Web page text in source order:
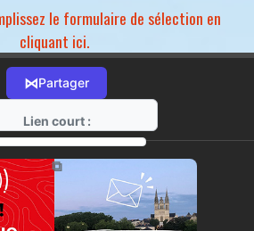
le formulaire de sélection en
cliquant ici.
⋈Partager
Lien court :
https://radio-g.fr?r317
⧉